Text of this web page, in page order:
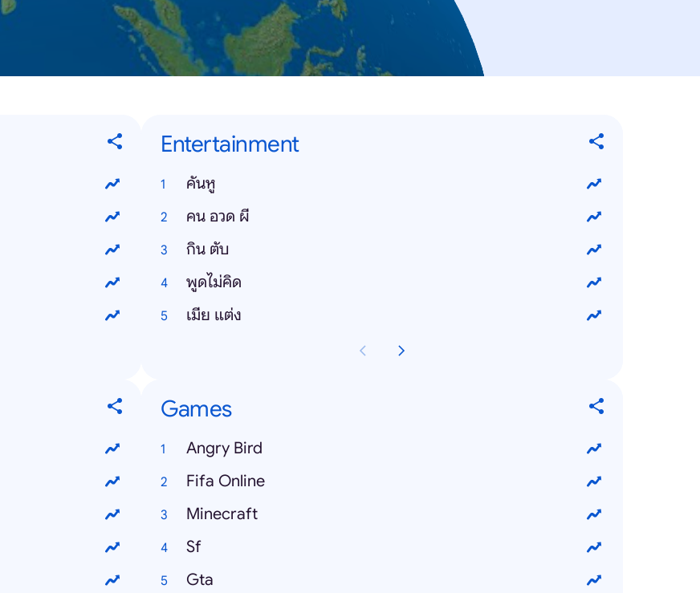
Entertainment
คันหู
คน อวด ผี
กิน ตับ
พูดไม่คิด
เมีย แต่ง
Games
Angry Bird
Fifa Online
Minecraft
Sf
Gta